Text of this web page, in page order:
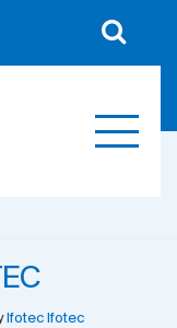
Ifotec Ifotec